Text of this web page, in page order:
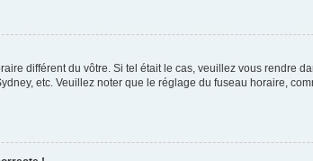
différent du vôtre. Si tel était le cas, veuillez vous rendre
etc. Veuillez noter que le réglage du fuseau horaire,